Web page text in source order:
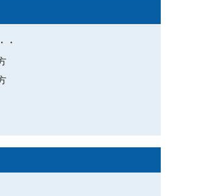
・